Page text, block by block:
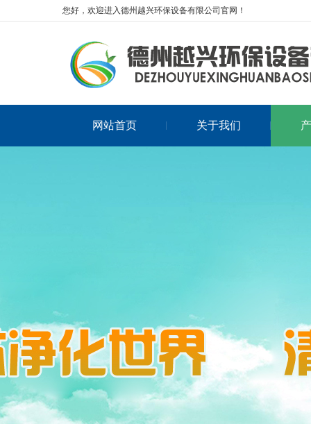
您好，欢迎进入德州越兴环保设备有限公司官网！
网站首页 关于我们